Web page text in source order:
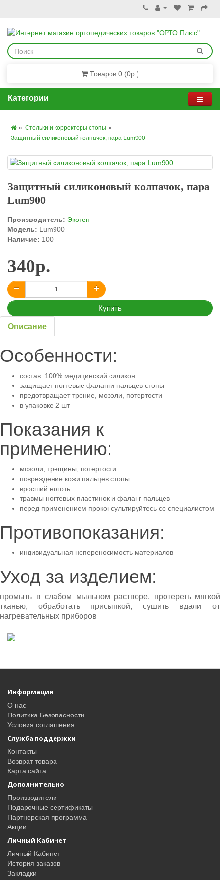
Товаров 0 (0р.)
Категории
Стельки и корректоры стопы
Защитный силиконовый колпачок, пара Lum900
Защитный силиконовый колпачок, пара
Lum900
Производитель: Экотен
Модель: Lum900
Наличие: 100
340р.
Купить
Описание
Особенности:
состав: 100% медицинский силикон
защищает ногтевые фаланги пальцев стопы
предотвращает трение, мозоли, потертости
в упаковке 2 шт
Показания к
применению:
мозоли, трещины, потертости
повреждение кожи пальцев стопы
вросший ноготь
травмы ногтевых пластинок и фаланг пальцев
перед применением проконсультируйтесь со специалистом
Противопоказания:
индивидуальная непереносимость материалов
Уход за изделием:
промыть в слабом мыльном растворе, протереть мягкой
тканью, обработать присыпкой, сушить вдали от
нагревательных приборов
Информация
О нас
Политика Безопасности
Условия соглашения
Служба поддержки
Контакты
Возврат товара
Карта сайта
Дополнительно
Производители
Подарочные сертификаты
Партнерская программа
Акции
Личный Кабинет
Личный Кабинет
История заказов
Закладки